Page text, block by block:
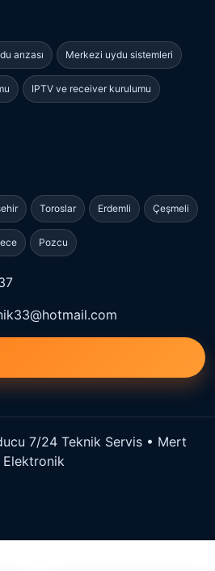
arızası Merkezi uydu sistemleri
IPTV ve receiver kurulumu
Toroslar Erdemli Çeşmeli
Pozcu
7/24 Teknik Servis • Mert
Elektronik